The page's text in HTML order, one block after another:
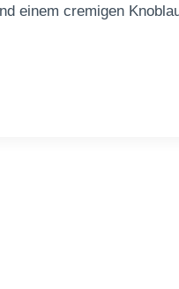
einem cremigen